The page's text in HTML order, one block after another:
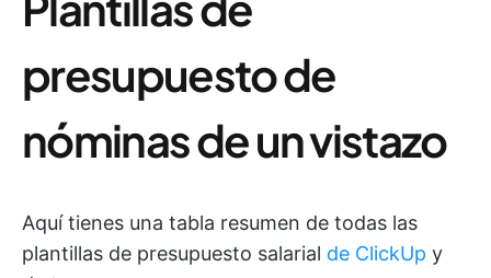
presupuesto de
nóminas de un vistazo
Aquí tienes una tabla resumen de todas las
plantillas de presupuesto salarial de ClickUp y